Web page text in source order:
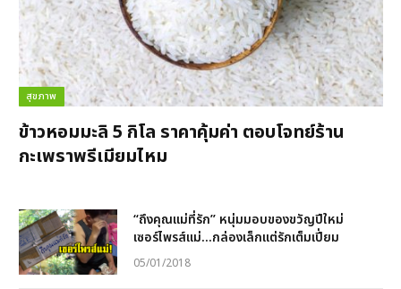
สุขภาพ
ข้าวหอมมะลิ 5 กิโล ราคาคุ้มค่า ตอบโจทย์ร้าน
กะเพราพรีเมียมไหม
“ถึงคุณแม่ที่รัก” หนุ่มมอบของขวัญปีใหม่
เซอร์ไพรส์แม่…กล่องเล็กแต่รักเต็มเปี่ยม
05/01/2018